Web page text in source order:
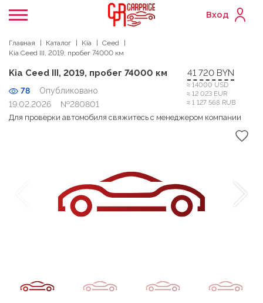
Вход
Главная Каталог Kia
Ceed
Kia Ceed III, 2019, пробег 74000 км
Kia Ceed III, 2019, пробег 74000 км
78
Опубликовано
19.02.2026
№280801
41 720 BYN
≈ 14000 USD
≈ 12 023 EUR
≈ 1 127 568 RUB
Для проверки автомобиля свяжитесь с менеджером компании